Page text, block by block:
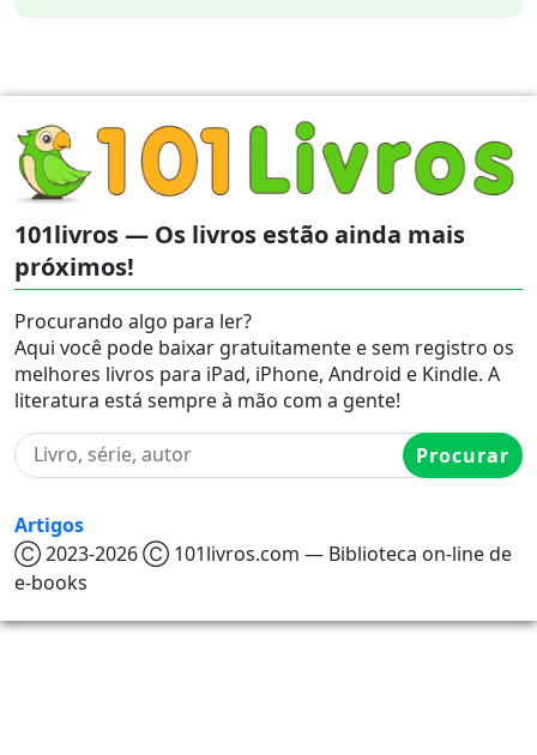
101livros — Os livros estão ainda mais
próximos!
Procurando algo para ler?
Aqui você pode baixar gratuitamente e sem registro os
melhores livros para iPad, iPhone, Android e Kindle. A
literatura está sempre à mão com a gente!
Procurar
Artigos
Ⓒ 2023-2026 Ⓒ 101livros.com — Biblioteca on-line de
e-books